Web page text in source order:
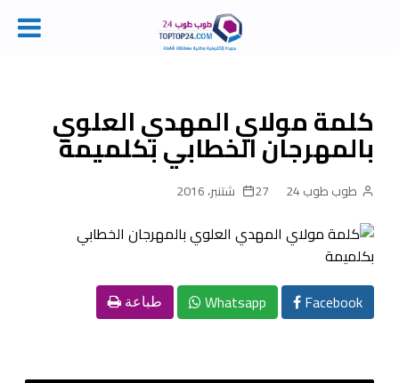
contentكلمة مولاي المهدي العلوي
بالمهرجان الخطابي بكلميمة
طوب طوب 24 27 شتنبر، 2016
Facebook
Whatsapp طباعة